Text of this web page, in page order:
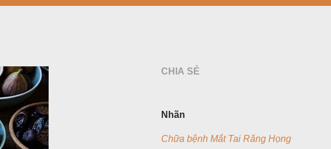
CHIA SẺ
Nhãn
Chữa bệnh Mắt Tai Răng Họng